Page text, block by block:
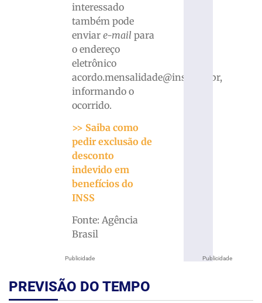
Publicidade
interessado
também pode
enviar e-mail para
o endereço
eletrônico
acordo.mensalidade@inss.gov.br,
informando o
ocorrido.
>> Saiba como
pedir exclusão de
desconto
indevido em
benefícios do
INSS
Fonte: Agência
Brasil
Publicidade
PREVISÃO DO TEMPO